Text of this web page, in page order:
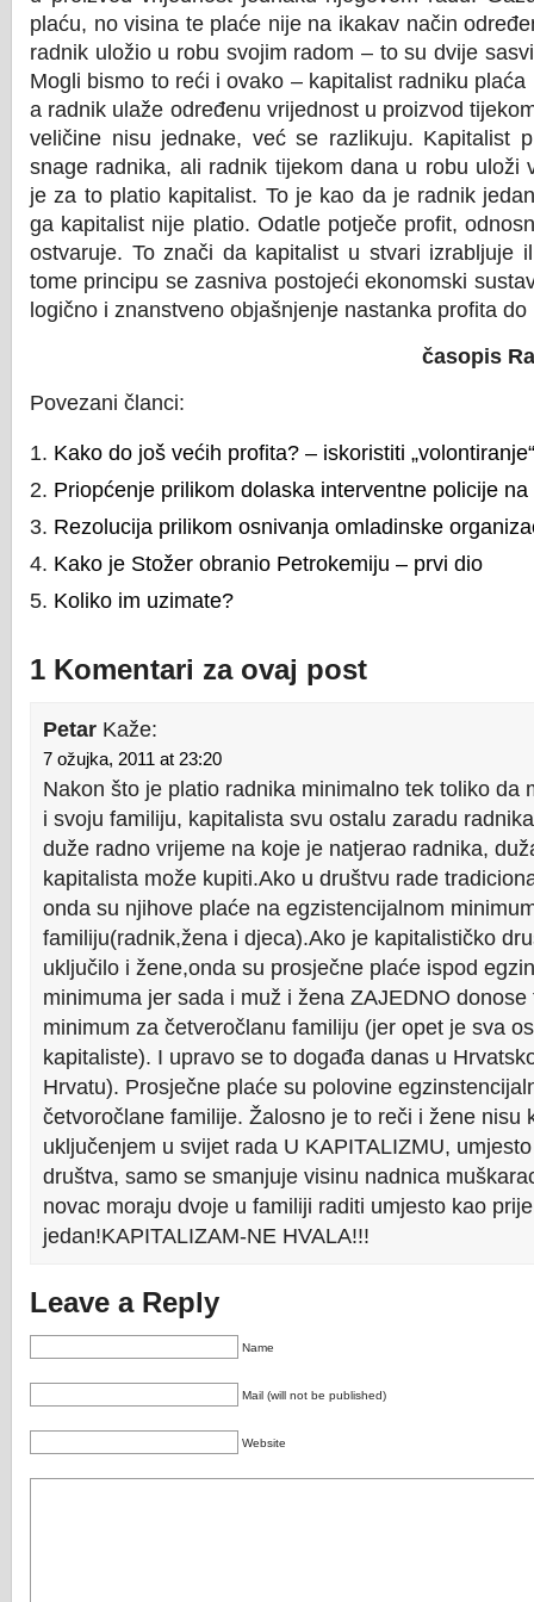
plaću, no visina te plaće nije na ikakav način
radnik uložio u robu svojim radom – to su dvije
Mogli bismo to reći i ovako – kapitalist radniku
a radnik ulaže određenu vrijednost u proizvod
veličine nisu jednake, već se razlikuju. Kapitalist
snage radnika, ali radnik tijekom dana u robu uloži
je za to platio kapitalist. To je kao da je radnik
ga kapitalist nije platio. Odatle potječe profit,
ostvaruje. To znači da kapitalist u stvari izrabljuje
tome principu se zasniva postojeći ekonomski
logično i znanstveno objašnjenje nastanka profita
časopis
Povezani članci:
Kako do još većih profita? – iskoristiti „volontiranje“
Priopćenje prilikom dolaska interventne policije na
Rezolucija prilikom osnivanja omladinske
Kako je Stožer obranio Petrokemiju – prvi dio
Koliko im uzimate?
1 Komentari za ovaj post
Petar Kaže:
7 ožujka, 2011 at 23:20
Nakon što je platio radnika minimalno tek toliko da
i svoju familiju, kapitalista svu ostalu zaradu
duže radno vrijeme na koje je natjerao radnika,
kapitalista može kupiti.Ako u društvu rade
onda su njihove plaće na egzistencijalnom
familiju(radnik,žena i djeca).Ako je kapitalističko
uključilo i žene,onda su prosječne plaće ispod
minimuma jer sada i muž i žena ZAJEDNO
minimum za četveročlanu familiju (jer opet je sva
kapitaliste). I upravo se to događa danas u
Hrvatu). Prosječne plaće su polovine
četvoročlane familije. Žalosno je to reči i žene nisu
uključenjem u svijet rada U KAPITALIZMU,
društva, samo se smanjuje visinu nadnica
novac moraju dvoje u familiji raditi umjesto kao
jedan!KAPITALIZAM-NE HVALA!!!
Leave a Reply
Name
Mail (will not be published)
Website